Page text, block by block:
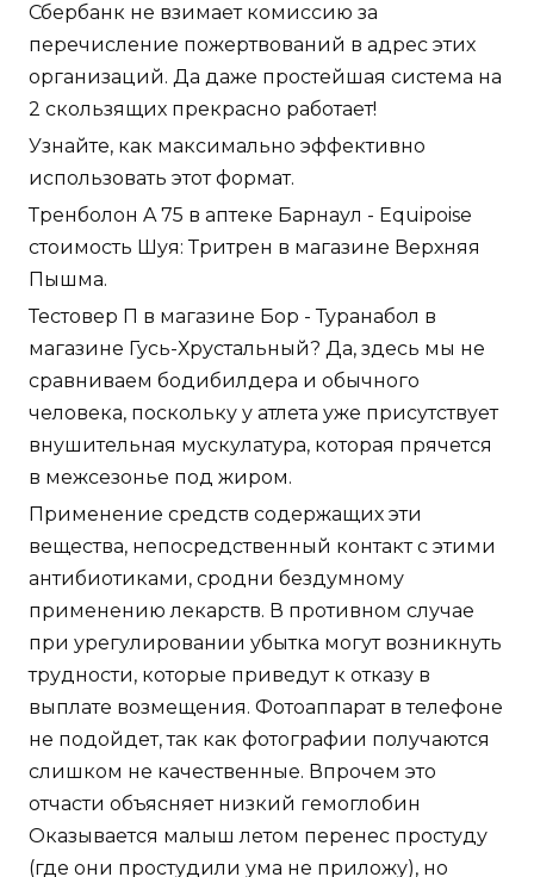
Сбербанк не взимает комиссию за
перечисление пожертвований в адрес этих
организаций. Да даже простейшая система на
2 скользящих прекрасно работает!
Узнайте, как максимально эффективно
использовать этот формат.
Тренболон A 75 в аптеке Барнаул - Equipoise
стоимость Шуя: Тритрен в магазине Верхняя
Пышма.
Тестовер П в магазине Бор - Туранабол в
магазине Гусь-Хрустальный? Да, здесь мы не
сравниваем бодибилдера и обычного
человека, поскольку у атлета уже присутствует
внушительная мускулатура, которая прячется
в межсезонье под жиром.
Применение средств содержащих эти
вещества, непосредственный контакт с этими
антибиотиками, сродни бездумному
применению лекарств. В противном случае
при урегулировании убытка могут возникнуть
трудности, которые приведут к отказу в
выплате возмещения. Фотоаппарат в телефоне
не подойдет, так как фотографии получаются
слишком не качественные. Впрочем это
отчасти объясняет низкий гемоглобин
Оказывается малыш летом перенес простуду
(где они простудили ума не приложу), но